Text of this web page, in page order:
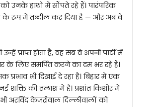
उनके हाथों में सौंपते रहे हैं। पारंपरिक
के रूप में तब्दील कर दिया है — और अब वे
होता है, वह सब वे अपनी पार्टी में
के लिए समर्पित करने का दम भर रहे हैं।
भी दिखाई दे रहा है। बिहार में एक
शक्ति की तलाश में है। प्रशांत किशोर में
अरविंद केजरीवाल दिल्लीवालों को